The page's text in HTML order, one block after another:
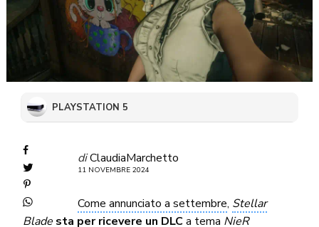
PLAYSTATION 5
diClaudiaMarchetto
11 NOVEMBRE 2024
Come annunciato a settembre, Stellar
Blade sta per ricevere un DLCa tema NieR